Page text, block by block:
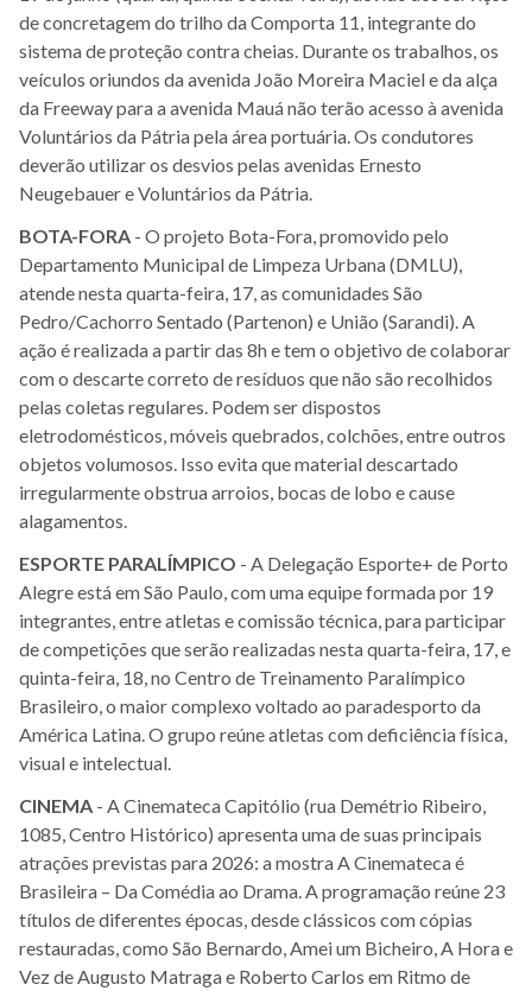
de concretagem do trilho da Comporta 11, integrante do
sistema de proteção contra cheias. Durante os trabalhos, os
veículos oriundos da avenida João Moreira Maciel e da alça
da Freeway para a avenida Mauá não terão acesso à avenida
Voluntários da Pátria pela área portuária. Os condutores
deverão utilizar os desvios pelas avenidas Ernesto
Neugebauer e Voluntários da Pátria.
BOTA-FORA - O projeto Bota-Fora, promovido pelo
Departamento Municipal de Limpeza Urbana (DMLU),
atende nesta quarta-feira, 17, as comunidades São
Pedro/Cachorro Sentado (Partenon) e União (Sarandi). A
ação é realizada a partir das 8h e tem o objetivo de colaborar
com o descarte correto de resíduos que não são recolhidos
pelas coletas regulares. Podem ser dispostos
eletrodomésticos, móveis quebrados, colchões, entre outros
objetos volumosos. Isso evita que material descartado
irregularmente obstrua arroios, bocas de lobo e cause
alagamentos.
ESPORTE PARALÍMPICO - A Delegação Esporte+ de Porto
Alegre está em São Paulo, com uma equipe formada por 19
integrantes, entre atletas e comissão técnica, para participar
de competições que serão realizadas nesta quarta-feira, 17, e
quinta-feira, 18, no Centro de Treinamento Paralímpico
Brasileiro, o maior complexo voltado ao paradesporto da
América Latina. O grupo reúne atletas com deficiência física,
visual e intelectual.
CINEMA - A Cinemateca Capitólio (rua Demétrio Ribeiro,
1085, Centro Histórico) apresenta uma de suas principais
atrações previstas para 2026: a mostra A Cinemateca é
Brasileira – Da Comédia ao Drama. A programação reúne 23
títulos de diferentes épocas, desde clássicos com cópias
restauradas, como São Bernardo, Amei um Bicheiro, A Hora e
Vez de Augusto Matraga e Roberto Carlos em Ritmo de